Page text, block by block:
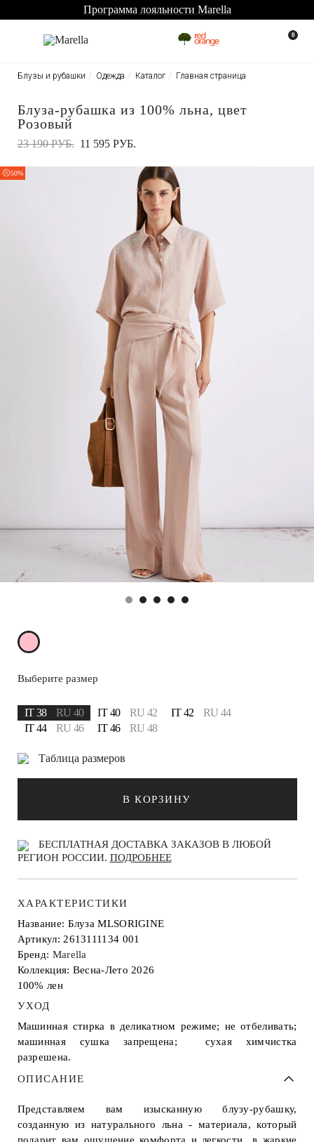
Программа лояльности Marella
0
Главная страница
Каталог
Одежда
Блузы и рубашки
Блуза-рубашка из 100% льна, цвет
Розовый
23 190 РУБ. 11 595 РУБ.
50%
Выберите размер
IT 38 RU 40 IT 40 RU 42 IT 42
RU 44
IT 44
RU 46 IT 46 RU 48
Таблица размеров
В КОРЗИНУ
БЕСПЛАТНАЯ ДОСТАВКА ЗАКАЗОВ В ЛЮБОЙ
РЕГИОН РОССИИ. ПОДРОБНЕЕ
ХАРАКТЕРИСТИКИ
Название: Блуза MLSORIGINE
Артикул: 2613111134 001
Бренд: Marella
Коллекция: Весна-Лето 2026
100% лен
УХОД
Машинная стирка в деликатном режиме; не отбеливать;
машинная сушка запрещена; сухая химчистка
разрешена.
ОПИСАНИЕ
Представляем вам изысканную блузу-рубашку,
созданную из натурального льна - материала, который